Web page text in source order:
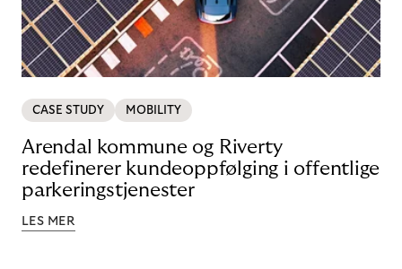
CASE STUDY MOBILITY
Arendal kommune og Riverty
redefinerer kundeoppfølging i offentlige
parkeringstjenester
LES MER